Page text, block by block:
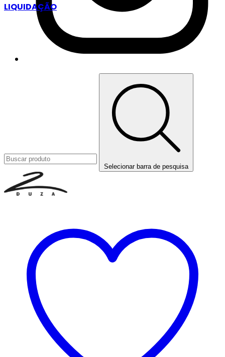
LIQUIDAÇÃO
Selecionar barra de pesquisa